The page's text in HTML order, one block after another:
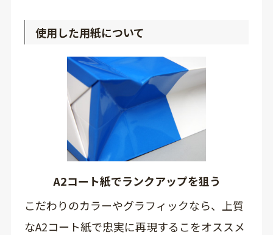
使用した用紙について
A2コート紙でランクアップを狙う
こだわりのカラーやグラフィックなら、上質
なA2コート紙で忠実に再現するこをオススメ